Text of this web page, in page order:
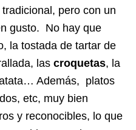
pero con un
gusto. No hay que
la tostada de tartar de
las croquetas, la
Además, platos
etc, muy bien
y reconocibles, lo que